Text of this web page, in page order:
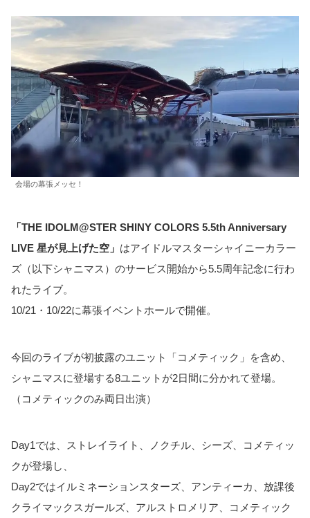
会場の幕張メッセ！
「THE IDOLM@STER SHINY COLORS 5.5th Anniversary
LIVE 星が見上げた空」 はアイドルマスターシャイニーカラー
ズ（以下シャニマス）のサービス開始から5.5周年記念に行わ
れたライブ。
10/21・10/22に幕張イベントホールで開催。
今回のライブが初披露のユニット「コメティック」を含め、
シャニマスに登場する8ユニットが2日間に分かれて登場。
（コメティックのみ両日出演）
Day1では、ストレイライト、ノクチル、シーズ、コメティッ
クが登場し、
Day2ではイルミネーションスターズ、アンティーカ、放課後
クライマックスガールズ、アルストロメリア、コメティック